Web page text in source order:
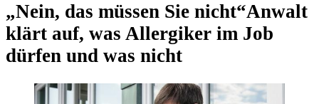
„Nein, das müssen Sie nicht“Anwalt
klärt auf, was Allergiker im Job
dürfen und was nicht